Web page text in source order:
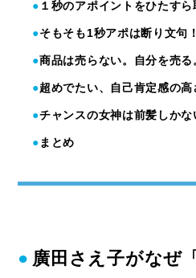
１秒のアポイントをひたすら
そもそも1秒アポは断り文句！
商品は売らない。自分を売る
超めでたい、自己肯定感の高
チャンスの女神は前髪しかな
まとめ
廣田さえ子がなぜ